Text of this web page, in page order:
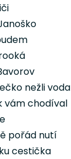
nežli voda
vám chodíval
pořád nutí
cestička